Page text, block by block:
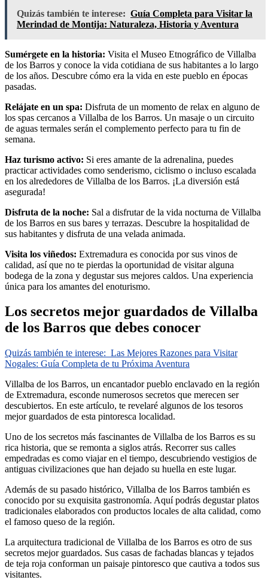
Quizás también te interese: Guía Completa para Visitar la
Merindad de Montija: Naturaleza, Historia y Aventura
Sumérgete en la historia: Visita el Museo Etnográfico de Villalba
de los Barros y conoce la vida cotidiana de sus habitantes a lo largo
de los años. Descubre cómo era la vida en este pueblo en épocas
pasadas.
Relájate en un spa: Disfruta de un momento de relax en alguno de
los spas cercanos a Villalba de los Barros. Un masaje o un circuito
de aguas termales serán el complemento perfecto para tu fin de
semana.
Haz turismo activo: Si eres amante de la adrenalina, puedes
practicar actividades como senderismo, ciclismo o incluso escalada
en los alrededores de Villalba de los Barros. ¡La diversión está
asegurada!
Disfruta de la noche: Sal a disfrutar de la vida nocturna de Villalba
de los Barros en sus bares y terrazas. Descubre la hospitalidad de
sus habitantes y disfruta de una velada animada.
Visita los viñedos: Extremadura es conocida por sus vinos de
calidad, así que no te pierdas la oportunidad de visitar alguna
bodega de la zona y degustar sus mejores caldos. Una experiencia
única para los amantes del enoturismo.
Los secretos mejor guardados de Villalba
de los Barros que debes conocer
Quizás también te interese: Las Mejores Razones para Visitar
Nogales: Guía Completa de tu Próxima Aventura
Villalba de los Barros, un encantador pueblo enclavado en la región
de Extremadura, esconde numerosos secretos que merecen ser
descubiertos. En este artículo, te revelaré algunos de los tesoros
mejor guardados de esta pintoresca localidad.
Uno de los secretos más fascinantes de Villalba de los Barros es su
rica historia, que se remonta a siglos atrás. Recorrer sus calles
empedradas es como viajar en el tiempo, descubriendo vestigios de
antiguas civilizaciones que han dejado su huella en este lugar.
Además de su pasado histórico, Villalba de los Barros también es
conocido por su exquisita gastronomía. Aquí podrás degustar platos
tradicionales elaborados con productos locales de alta calidad, como
el famoso queso de la región.
La arquitectura tradicional de Villalba de los Barros es otro de sus
secretos mejor guardados. Sus casas de fachadas blancas y tejados
de teja roja conforman un paisaje pintoresco que cautiva a todos sus
visitantes.